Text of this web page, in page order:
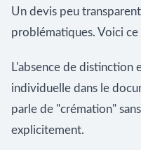
Un devis peu
problématiques. Voici
L'absence de
individuelle dans le
parle de "crémation"
explicitement.